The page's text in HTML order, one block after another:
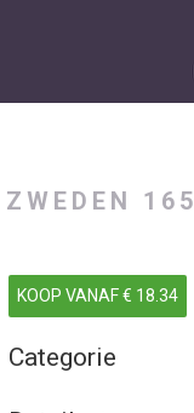
KOOP VANAF € 18.34
Categorie